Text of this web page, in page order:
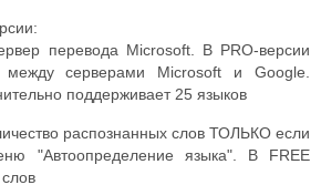
перевода Microsoft. В PRO-версии
серверами Microsoft и Google.
поддерживает 25 языков
распознанных слов ТОЛЬКО если
"Автоопределение языка". В FREE